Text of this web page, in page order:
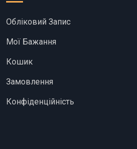
Обліковий Запис
Мої Бажання
Кошик
Замовлення
Конфіденційність